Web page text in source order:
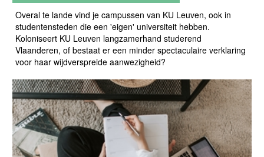
Overal te lande vind je campussen van KU Leuven, ook in
studentensteden die een 'eigen' universiteit hebben.
Koloniseert KU Leuven langzamerhand studerend
Vlaanderen, of bestaat er een minder spectaculaire verklaring
voor haar wijdverspreide aanwezigheid?